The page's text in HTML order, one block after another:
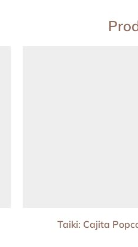
Taiki: Cajita